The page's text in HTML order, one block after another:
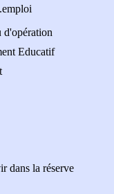
d'opération
Educatif
dans la réserve